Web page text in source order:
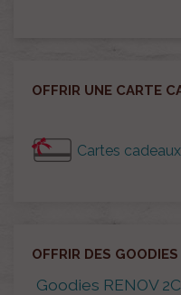
OFFRIR UNE CARTE
Cartes cadeaux
OFFRIR DES GOODIES
Goodies RENOV